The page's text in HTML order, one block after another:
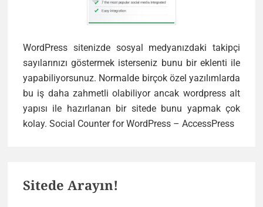
WordPress sitenizde sosyal medyanızdaki takipçi
sayılarınızı göstermek isterseniz bunu bir eklenti ile
yapabiliyorsunuz. Normalde birçok özel yazılımlarda
bu iş daha zahmetli olabiliyor ancak wordpress alt
yapısı ile hazırlanan bir sitede bunu yapmak çok
kolay. Social Counter for WordPress – AccessPress
Sitede Arayın!